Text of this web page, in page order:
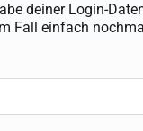
deiner Login-
Fall einfach